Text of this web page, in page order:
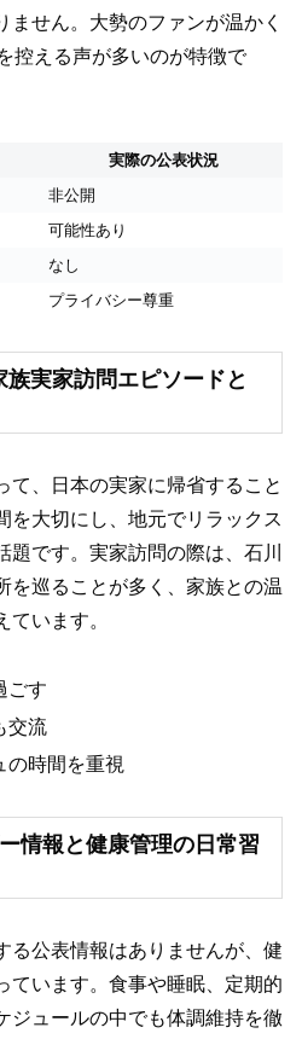
ません。大勢のファンが温かく
控える声が多いのが特徴で
実際の公表状況
非公開
可能性あり
なし
プライバシー尊重
実家訪問エピソードと
て、日本の実家に帰省すること
を大切にし、地元でリラックス
です。実家訪問の際は、石川
を巡ることが多く、家族との温
います。
ごす
交流
の時間を重視
情報と健康管理の日常習
る公表情報はありませんが、健
ています。食事や睡眠、定期的
ジュールの中でも体調維持を徹